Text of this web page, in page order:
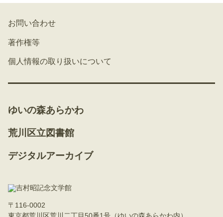
お問い合わせ
著作権等
個人情報の取り扱いについて
ゆいの森あらかわ
荒川区立図書館
デジタルアーカイブ
〒116-0002